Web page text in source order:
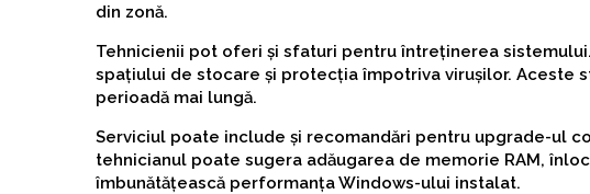
din zonă.
Tehnicienii pot oferi și sfaturi pentru întreținerea
spațiului de stocare și protecția împotriva virușilor.
perioadă mai lungă.
Serviciul poate include și recomandări pentru upgrade-ul
tehnicianul poate sugera adăugarea de memorie RAM,
îmbunătățească performanța Windows-ului instalat.